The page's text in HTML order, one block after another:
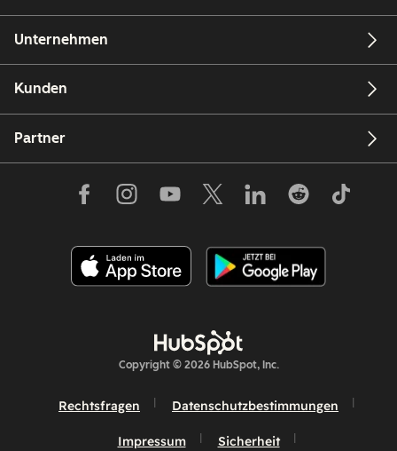
Unternehmen
Kunden
Partner
Copyright © 2026 HubSpot, Inc.
Rechtsfragen Datenschutzbestimmungen
Impressum Sicherheit